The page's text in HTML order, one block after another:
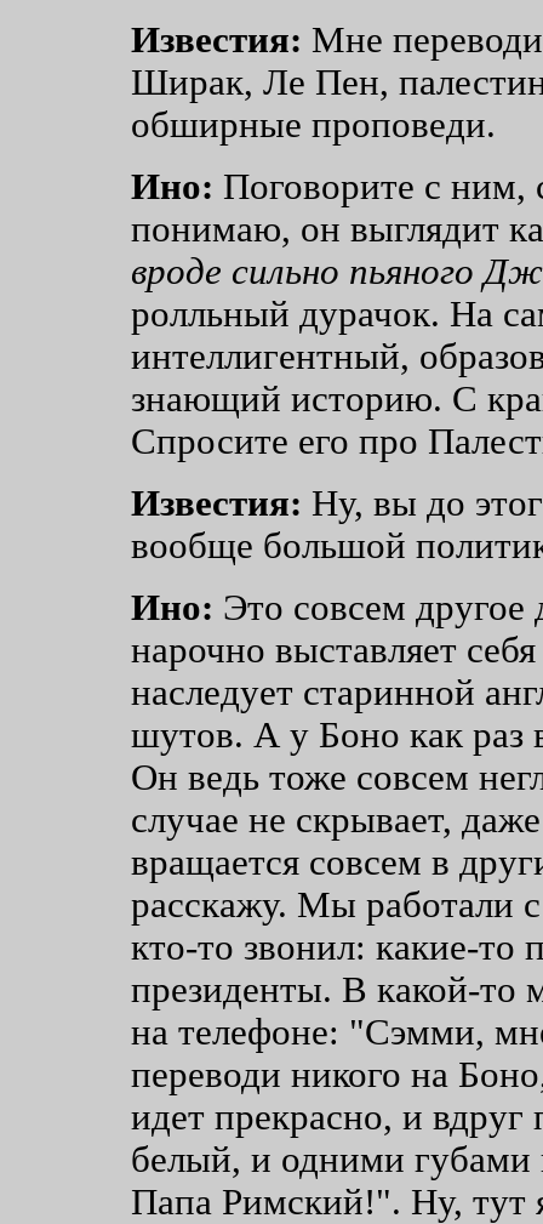
Известия: Мне
Ширак, Ле Пен,
обширные проповеди.
Ино: Поговорите с
понимаю, он выглядит
вроде сильно пьяного
ролльный дурачок. На
интеллигентный,
знающий историю. С
Спросите его про
Известия: Ну, вы до
вообще большой
Ино: Это совсем
нарочно выставляет
наследует старинной
шутов. А у Боно как раз
Он ведь тоже совсем
случае не скрывает,
вращается совсем в
расскажу. Мы работали
кто-то звонил: какие-
президенты. В какой-то
на телефоне: "Сэмми,
переводи никого на
идет прекрасно, и
белый, и одними губами
Папа Римский!". Ну, тут